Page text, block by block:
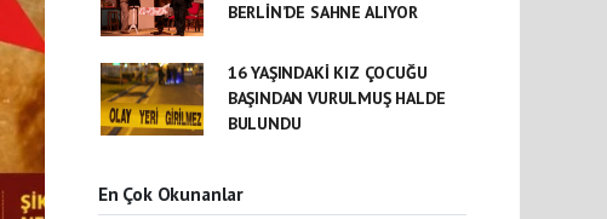
BERLİN’DE SAHNE ALIYOR
16 YAŞINDAKİ KIZ ÇOCUĞU
BAŞINDAN VURULMUŞ HALDE
BULUNDU
En Çok Okunanlar